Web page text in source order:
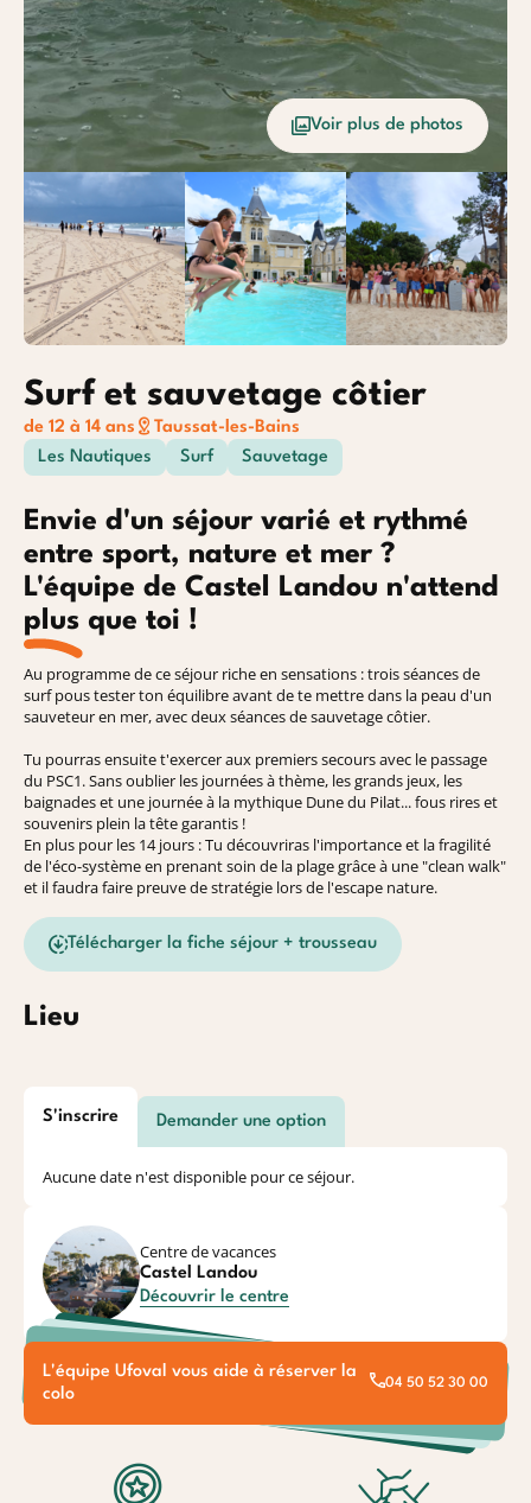
Baroudeurs
Voir plus de photos
Surf et sauvetage côtier
de 12 à 14 ans
Taussat-les-Bains
Les Nautiques
Surf Sauvetage
Envie d'un séjour varié et rythmé
entre sport, nature et mer ?
L'équipe de Castel Landou n'attend
plus que toi !
Au programme de ce séjour riche en sensations : trois séances de
surf pous tester ton équilibre avant de te mettre dans la peau d'un
sauveteur en mer, avec deux séances de sauvetage côtier.
Tu pourras ensuite t'exercer aux premiers secours avec le passage
du PSC1. Sans oublier les journées à thème, les grands jeux, les
baignades et une journée à la mythique Dune du Pilat... fous rires et
souvenirs plein la tête garantis !
En plus pour les 14 jours : Tu découvriras l'importance et la fragilité
de l'éco-système en prenant soin de la plage grâce à une "clean walk"
et il faudra faire preuve de stratégie lors de l'escape nature.
Télécharger la fiche séjour + trousseau
Lieu
S'inscrire Demander une option
Aucune date n'est disponible pour ce séjour.
Centre de vacances
Castel Landou
Découvrir le centre
L'équipe Ufoval vous aide à réserver la
colo
04 50 52 30 00